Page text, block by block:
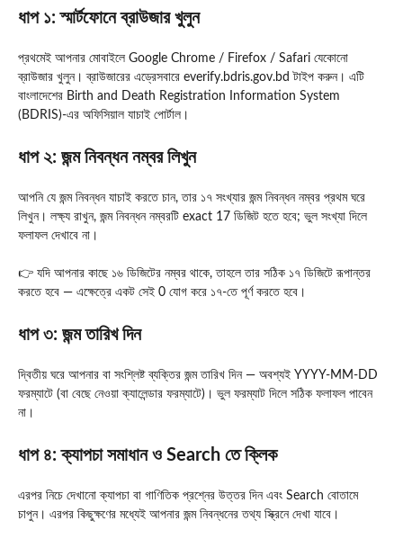
ধাপ ১: স্মার্টফোনে ব্রাউজার খুলুন
প্রথমেই আপনার মোবাইলে Google Chrome / Firefox / Safari যেকোনো
ব্রাউজার খুলুন। ব্রাউজারের এড্রেসবারে everify.bdris.gov.bd টাইপ করুন। এটি
বাংলাদেশের Birth and Death Registration Information System
(BDRIS)-এর অফিসিয়াল যাচাই পোর্টাল।
ধাপ ২: জন্ম নিবন্ধন নম্বর লিখুন
আপনি যে জন্ম নিবন্ধন যাচাই করতে চান, তার ১৭ সংখ্যার জন্ম নিবন্ধন নম্বর প্রথম ঘরে
লিখুন। লক্ষ্য রাখুন, জন্ম নিবন্ধন নম্বরটি exact 17 ডিজিট হতে হবে; ভুল সংখ্যা দিলে
ফলাফল দেখাবে না।
👉 যদি আপনার কাছে ১৬ ডিজিটের নম্বর থাকে, তাহলে তার সঠিক ১৭ ডিজিটে রূপান্তর
করতে হবে — এক্ষেত্রে একট সেই 0 যোগ করে ১৭-তে পূর্ণ করতে হবে।
ধাপ ৩: জন্ম তারিখ দিন
দ্বিতীয় ঘরে আপনার বা সংশ্লিষ্ট ব্যক্তির জন্ম তারিখ দিন — অবশ্যই YYYY-MM-DD
ফরম্যাটে (বা বেছে নেওয়া ক্যালেন্ডার ফরম্যাটে)। ভুল ফরম্যাট দিলে সঠিক ফলাফল পাবেন
না।
ধাপ ৪: ক্যাপচা সমাধান ও Search তে ক্লিক
এরপর নিচে দেখানো ক্যাপচা বা গাণিতিক প্রশ্নের উত্তর দিন এবং Search বোতামে
চাপুন। এরপর কিছুক্ষণের মধ্যেই আপনার জন্ম নিবন্ধনের তথ্য স্ক্রিনে দেখা যাবে।